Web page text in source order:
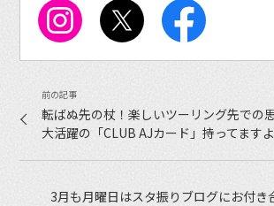
転ばぬ先の杖！楽しいツーリング先での
大活躍の「CLUB AJカード」持ってます
3月も月曜日はスタ振りブログにお付き